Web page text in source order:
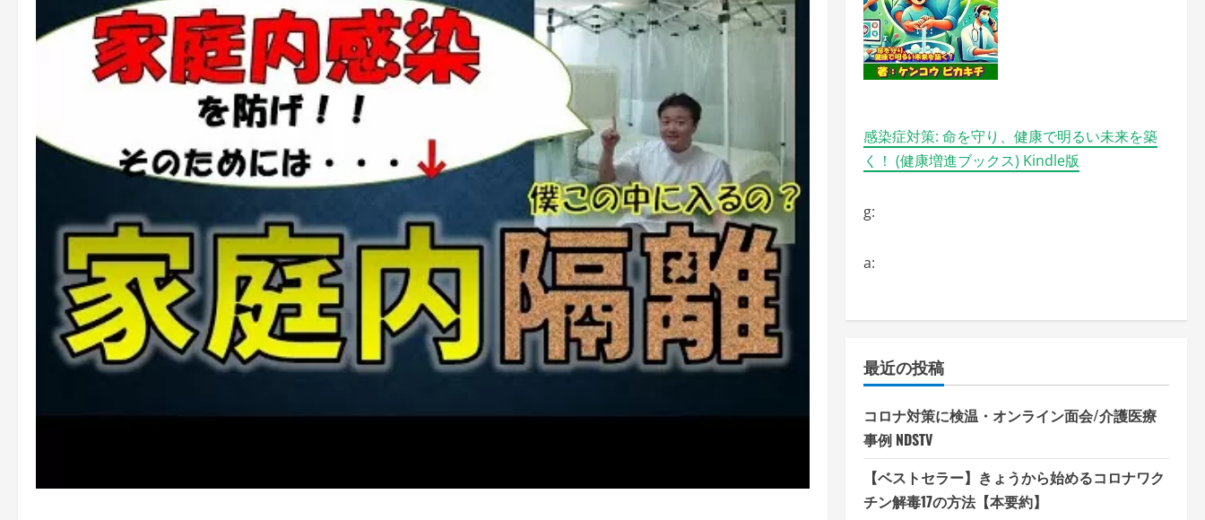
感染症対策: 命を守り、健康で明るい未来を築
く！ (健康増進ブックス) Kindle版
g:
a:
最近の投稿
コロナ対策に検温・オンライン面会/介護医療
事例 NDSTV
【ベストセラー】きょうから始めるコロナワク
チン解毒17の方法【本要約】